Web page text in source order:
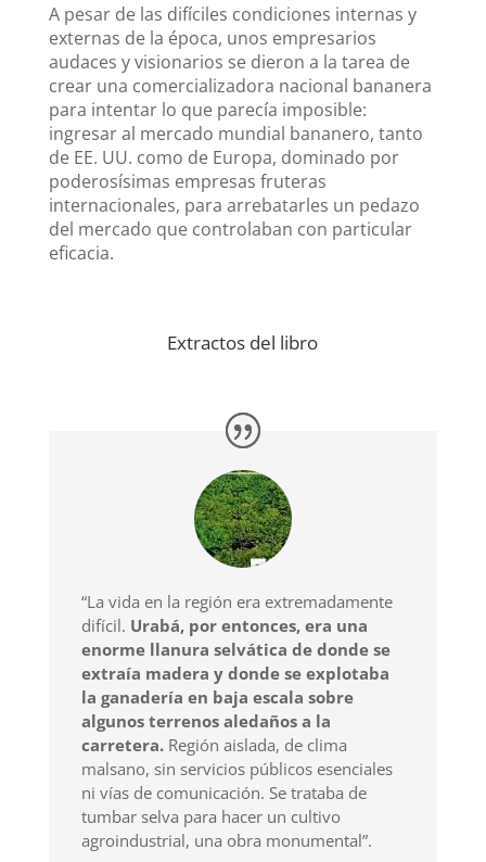
A pesar de las difíciles condiciones internas y
externas de la época, unos empresarios
audaces y visionarios se dieron a la tarea de
crear una comercializadora nacional bananera
para intentar lo que parecía imposible:
ingresar al mercado mundial bananero, tanto
de EE. UU. como de Europa, dominado por
poderosísimas empresas fruteras
internacionales, para arrebatarles un pedazo
del mercado que controlaban con particular
eficacia.
Extractos del libro
“La vida en la región era extremadamente
difícil. Urabá, por entonces, era una
enorme llanura selvática de donde se
extraía madera y donde se explotaba
la ganadería en baja escala sobre
algunos terrenos aledaños a la
carretera.Región aislada, de clima
malsano, sin servicios públicos esenciales
ni vías de comunicación. Se trataba de
tumbar selva para hacer un cultivo
agroindustrial, una obra monumental”.